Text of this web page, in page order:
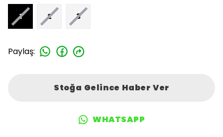
1 2 3
Paylaş:
Stoğa Gelince Haber Ver
WHATSAPP